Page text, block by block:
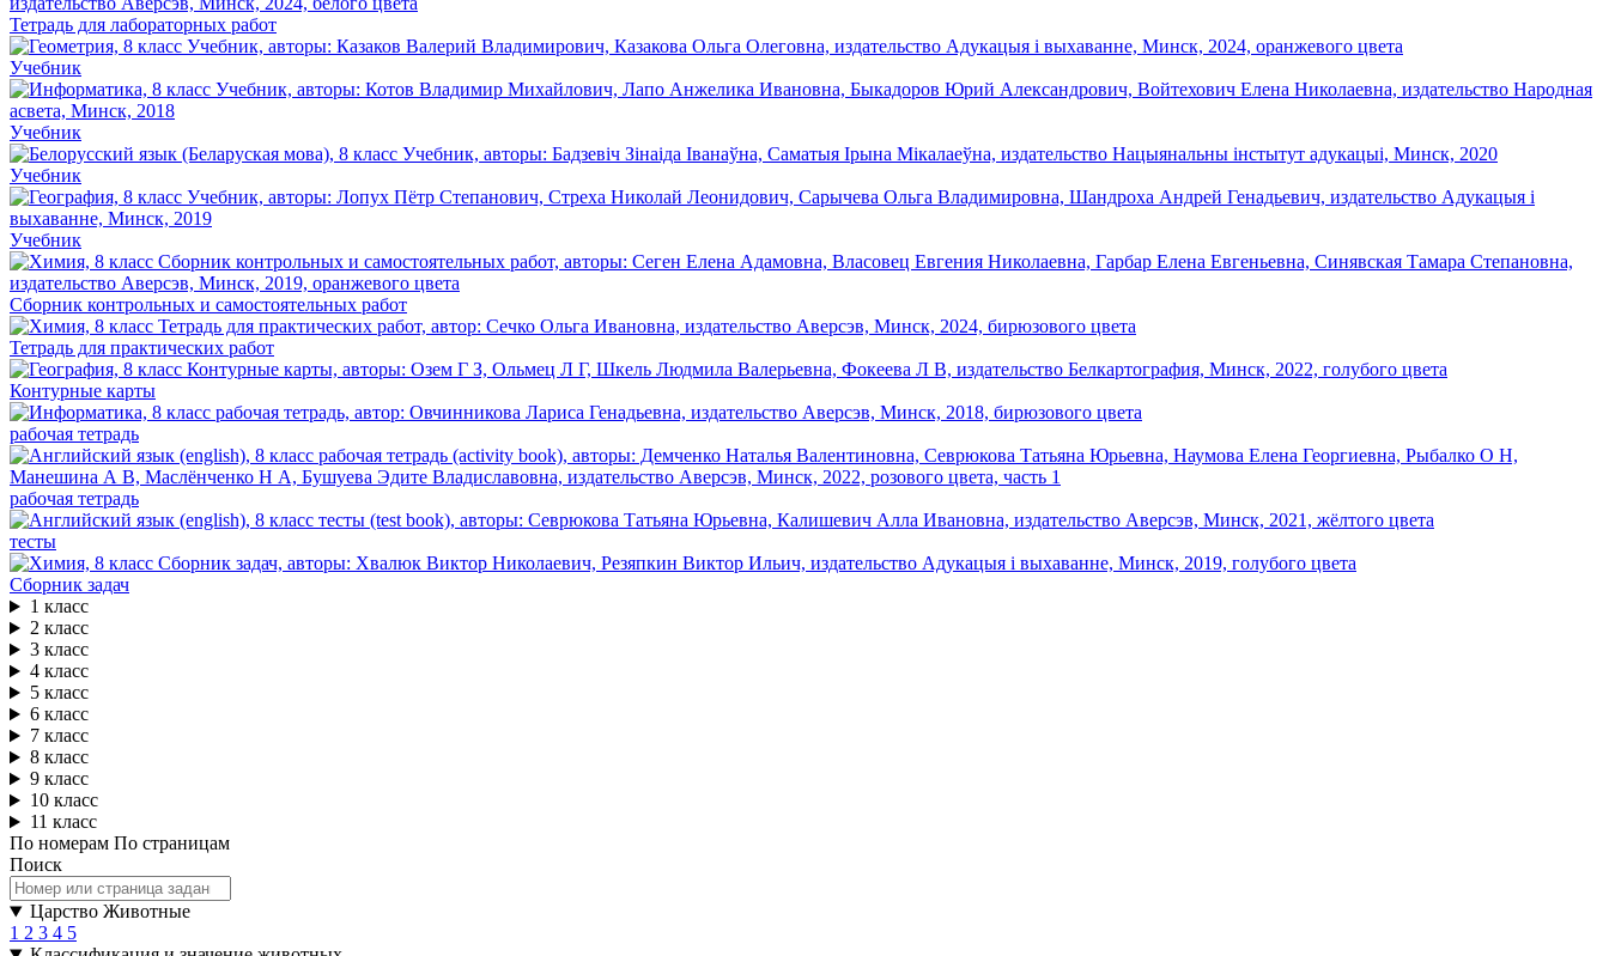
Тетрадь для лабораторных работ
Учебник
Учебник
Учебник
Учебник
Сборник контрольных и самостоятельных работ
Тетрадь для практических работ
Контурные карты
рабочая тетрадь
рабочая тетрадь
тесты
Сборник задач
1 класс
2 класс
3 класс
4 класс
5 класс
6 класс
7 класс
8 класс
9 класс
10 класс
11 класс
По номерам По страницам
Поиск
Царство Животные
1 2 3 4 5